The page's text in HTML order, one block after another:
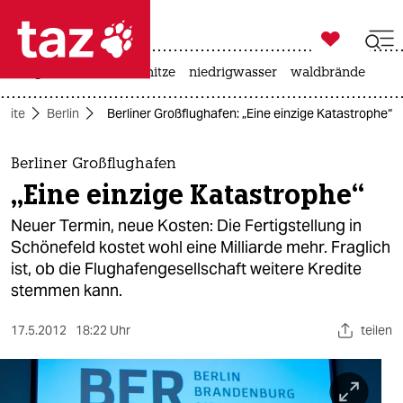
 taz zahl ich
taz zahl ich
themen
politik
öko
gesellschaft
kultur
sport

taz zahl ich
hitze niedrigwasser waldbrände
Berlin Berliner Großflughafen: „Eine einzige Katastrophe“
Berliner Großflughafen
„Eine einzige Katastrophe“
Neuer Termin, neue Kosten: Die Fertigstellung in
Schönefeld kostet wohl eine Milliarde mehr. Fraglich
ist, ob die Flughafengesellschaft weitere Kredite
stemmen kann.
17.5.2012 18:22 Uhr teilen